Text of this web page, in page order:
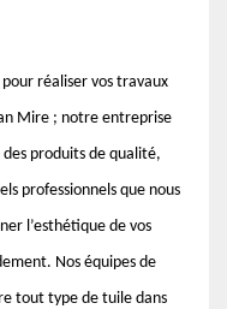
réaliser vos travaux
Mire ; notre entreprise
produits de qualité,
professionnels que nous
l’esthétique de vos
Nos équipes de
tout type de tuile dans